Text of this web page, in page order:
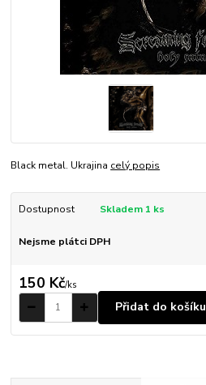
Black metal. Ukrajina celý popis
Dostupnost Skladem 1 ks
Nejsme plátci DPH
150 Kč/ks
Přidat do košíku